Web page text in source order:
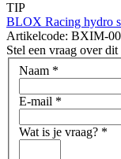
TIP
BLOX Racing hydro
Artikelcode: BXIM-
Stel een vraag over
Naam *
E-mail *
Wat is je vraag? *